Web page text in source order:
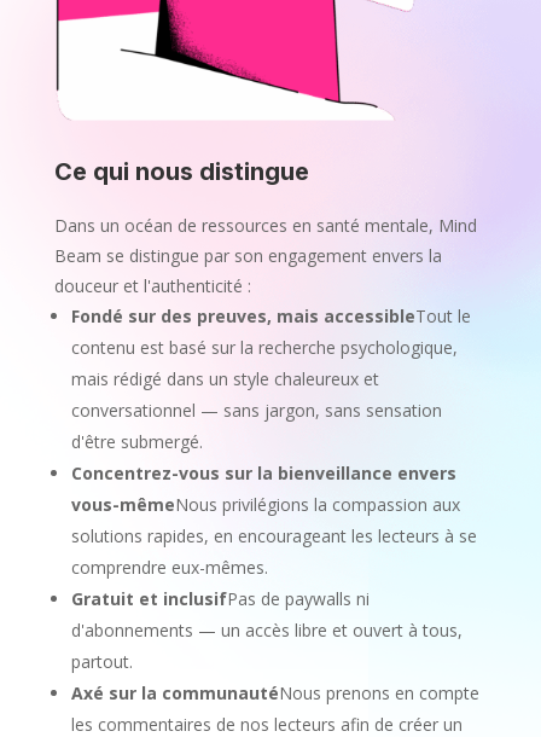
Ce qui nous distingue
Dans un océan de ressources en santé mentale, Mind
Beam se distingue par son engagement envers la
douceur et l'authenticité :
Fondé sur des preuves, mais accessibleTout le
contenu est basé sur la recherche psychologique,
mais rédigé dans un style chaleureux et
conversationnel — sans jargon, sans sensation
d'être submergé.
Concentrez-vous sur la bienveillance envers
vous-mêmeNous privilégions la compassion aux
solutions rapides, en encourageant les lecteurs à se
comprendre eux-mêmes.
Gratuit et inclusifPas de paywalls ni
d'abonnements — un accès libre et ouvert à tous,
partout.
Axé sur la communautéNous prenons en compte
les commentaires de nos lecteurs afin de créer un